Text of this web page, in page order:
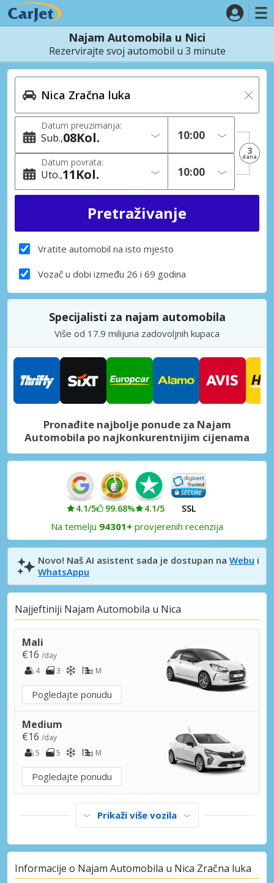
Najam Automobila u Nici
Rezervirajte svoj automobil u 3 minute
Datum preuzimanja:
Sub. 08Kol.
Datum povrata:
Uto. 11Kol.
3
dana
Vratite automobil na isto mjesto
Vozač u dobi između 26 i 69 godina
Specijalisti za najam automobila
Više od 17.9 milijuna zadovoljnih kupaca
Pronađite najbolje ponude za Najam
Automobila po najkonkurentnijim cijenama
4.1/5 99.68% 4.1/5 SSL
Na temelju 94301+ provjerenih recenzija
Novo! Naš AI asistent sada je dostupan na Webu i
WhatsAppu
Najjeftiniji Najam Automobila u Nica
Mali
€16 /day
4
3 M
Pogledajte ponudu
Medium
€16 /day
5
5 M
Pogledajte ponudu
Prikaži više vozila
Informacije o Najam Automobila u Nica Zračna luka